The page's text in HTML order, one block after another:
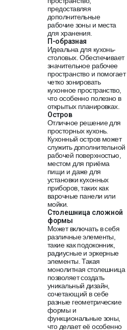
предоставляя
дополнительные
рабочие зоны и места
для хранения.
П-образная
Идеальна для кухонь-
столовых. Обеспечивает
значительное рабочее
пространство и помогает
четко зонировать
кухонное пространство,
что особенно полезно в
открытых планировках.
Остров
Отличное решение для
просторных кухонь.
Кухонный остров может
служить дополнительной
рабочей поверхностью,
местом для приёма
пищи и даже для
установки кухонных
приборов, таких как
варочные панели или
мойки.
Столешница сложной
формы
Может включать в себя
различные элементы,
такие как подоконник,
радиусные и эркерные
элементы. Такая
монолитная столешница
позволяет создать
уникальный дизайн,
сочетающий в себе
разные геометрические
формы и
функциональные зоны,
что делает её особенно